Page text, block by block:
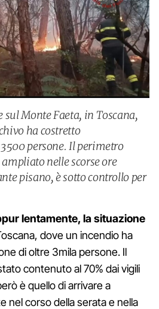
Monte Faeta, in Toscana,
ha costretto
persone. Il perimetro
nelle scorse ore
pisano, è sotto controllo per
lentamente, la situazione
dove un incendio ha
di oltre 3mila persone. Il
contenuto al 70% dai vigili
è quello di arrivare a
nel corso della serata e nella